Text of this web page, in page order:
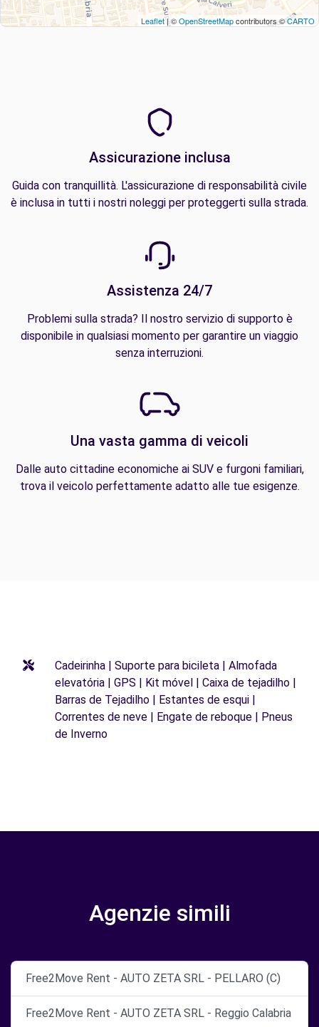
Leaflet| ©OpenStreetMapcontributors ©CARTO
Assicurazione inclusa
Guida con tranquillità. L'assicurazione di responsabilità civile
è inclusa in tutti i nostri noleggi per proteggerti sulla strada.
Assistenza 24/7
Problemi sulla strada? Il nostro servizio di supporto è
disponibile in qualsiasi momento per garantire un viaggio
senza interruzioni.
Una vasta gamma di veicoli
Dalle auto cittadine economiche ai SUV e furgoni familiari,
trova il veicolo perfettamente adatto alle tue esigenze.
Cadeirinha | Suporte para bicileta | Almofada
elevatória | GPS | Kit móvel | Caixa de tejadilho |
Barras de Tejadilho | Estantes de esqui |
Correntes de neve | Engate de reboque | Pneus
de Inverno
Agenzie simili
Free2Move Rent - AUTO ZETA SRL - PELLARO (C)
Free2Move Rent - AUTO ZETA SRL - Reggio Calabria